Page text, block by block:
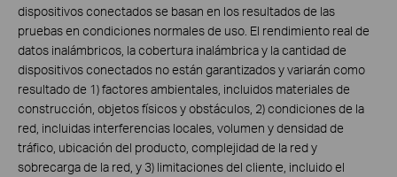
dispositivos conectados se basan en los resultados de las
pruebas en condiciones normales de uso. El rendimiento real de
datos inalámbricos, la cobertura inalámbrica y la cantidad de
dispositivos conectados no están garantizados y variarán como
resultado de 1) factores ambientales, incluidos materiales de
construcción, objetos físicos y obstáculos, 2) condiciones de la
red, incluidas interferencias locales, volumen y densidad de
tráfico, ubicación del producto, complejidad de la red y
sobrecarga de la red, y 3) limitaciones del cliente, incluido el